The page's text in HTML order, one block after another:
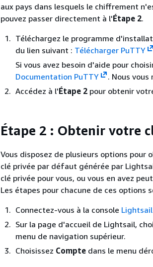
aux pays dans lesquels le chiffrement
pouvez passer directement à l'Étape 2.
Téléchargez le programme
du lien suivant : Télécharger PuTTY
Si vous avez besoin d'aide pour
Documentation PuTTY
. Nous
Accédez à l'Étape 2 pour obtenir
Étape 2 : Obtenir votre
Vous disposez de plusieurs options pour
clé privée par défaut générée par
clé privée pour vous, ou vous en avez
Les étapes pour chacune de ces options
Connectez-vous à la console Lightsail
Sur la page d'accueil de Lightsail,
menu de navigation supérieur.
Choisissez Compte dans le menu